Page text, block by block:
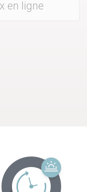
en ligne